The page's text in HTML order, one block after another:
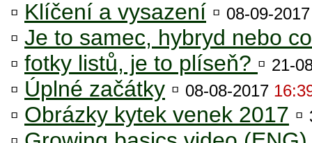
▫ Klíčení a vysazení ▫ 08-09-
▫ Je to samec, hybryd nebo
▫ fotky listů, je to plíseň? ▫ 21-
▫ Úplné začátky ▫ 08-08-2017
▫ Obrázky kytek venek 2017 ▫